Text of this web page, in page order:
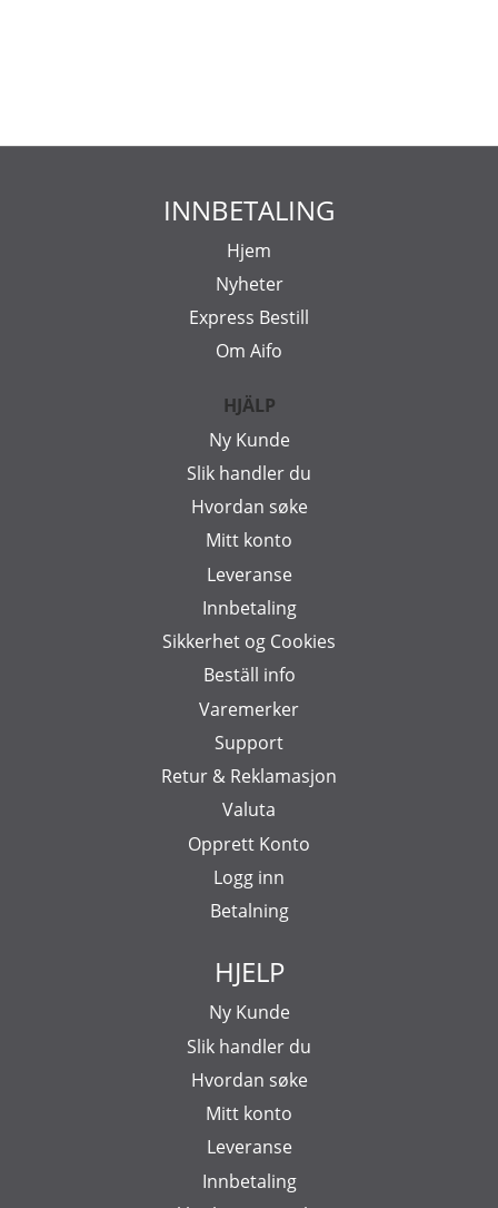
INNBETALING
Hjem
Nyheter
Express Bestill
Om Aifo
HJÄLP
Ny Kunde
Slik handler du
Hvordan søke
Mitt konto
Leveranse
Innbetaling
Sikkerhet og Cookies
Beställ info
Varemerker
Support
Retur & Reklamasjon
Valuta
Opprett Konto
Logg inn
Betalning
HJELP
Ny Kunde
Slik handler du
Hvordan søke
Mitt konto
Leveranse
Innbetaling